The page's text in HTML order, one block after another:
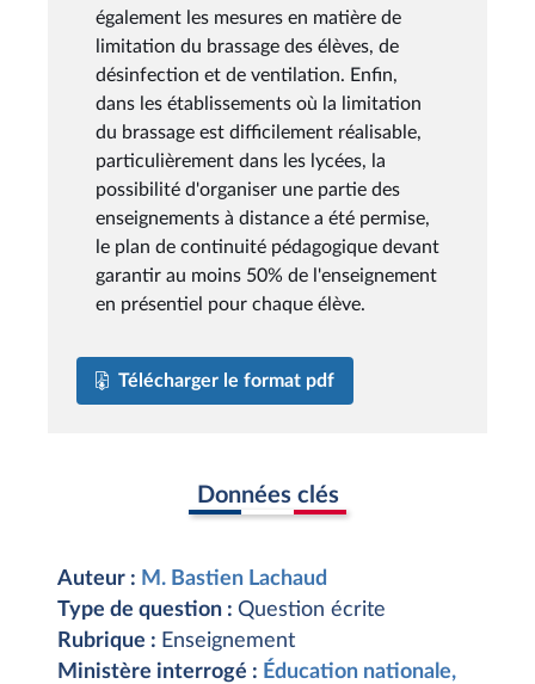
également les mesures en matière de
limitation du brassage des élèves, de
désinfection et de ventilation. Enfin,
dans les établissements où la limitation
du brassage est difficilement réalisable,
particulièrement dans les lycées, la
possibilité d'organiser une partie des
enseignements à distance a été permise,
le plan de continuité pédagogique devant
garantir au moins 50% de l'enseignement
en présentiel pour chaque élève.
Télécharger le format pdf
Données clés
Auteur : M. Bastien Lachaud
Type de question : Question écrite
Rubrique : Enseignement
Ministère interrogé : Éducation nationale,